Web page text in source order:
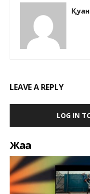
LEAVE A REPLY
LOG IN
Жаңа